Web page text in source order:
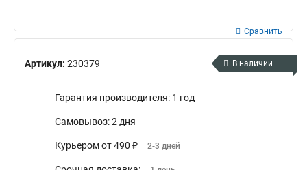
Артикул: 230379
Сравнить
В наличии
Гарантия производителя: 1 год
Самовывоз: 2 дня
Курьером от 490 ₽ 2-3 дней